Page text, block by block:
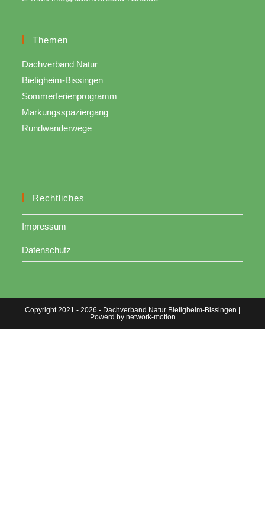
Themen
Dachverband Natur
Bietigheim-Bissingen
Sommerferienprogramm
Markungsspaziergang
Rundwanderwege
Rechtliches
Impressum
Datenschutz
Copyright 2021 - 2026 - Dachverband Natur Bietigheim-Bissingen |
Powerd by network-motion